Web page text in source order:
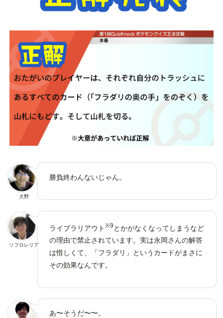
大野
勝負終わんないじゃん。
ソフロレリア
ライブラリアウト ※9 とかがなくなってしまうなど
の理由で禁止されています。実は永岡さんの解答
は惜しくて、「フラダリ」というカードがまさに
その効果なんです。
あ〜そうだ〜〜。